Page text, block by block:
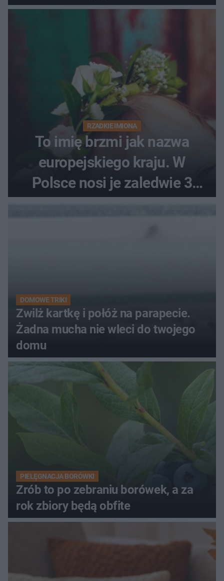
RZADKIE IMIONA
To imię brzmi jak nazwa
europejskiego kraju. W
Polsce nosi je zaledwie 3
DOMOWE TRIKI
Zwilż kartkę i połóż na parapecie.
Żadna mucha nie wleci do twojego
domu
PIELĘGNACJA BORÓWKI
Zrób to po zebraniu borówek, a za
rok zbiory będą obfite